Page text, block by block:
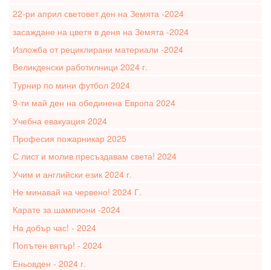
22-ри април световет ден на Земята -2024
засаждане на цветя в деня на Земята -2024
Изложба от рециклирани материали -2024
Великденски работилници 2024 г.
Турнир по мини футбол 2024
9-ти май ден на обединена Европа 2024
Учебна евакуация 2024
Професия пожарникар 2025
С лист и молив пресъздавам света! 2024
Учим и английски език 2024 г.
Не минавай на червено! 2024 Г.
Карате за шампиони -2024
На добър час! - 2024
Попътен вятър! - 2024
Еньовден - 2024 г.